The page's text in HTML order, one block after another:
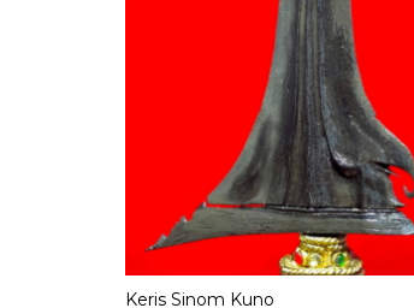
Keris Sinom Kuno